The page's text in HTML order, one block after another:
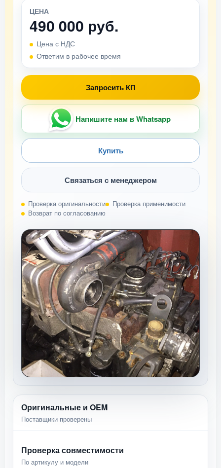
ЦЕНА
490 000 руб.
Цена с НДС
Ответим в рабочее время
Запросить КП
Напишите нам в Whatsapp
Купить
Связаться с менеджером
Проверка оригинальности
Проверка применимости
Возврат по согласованию
Оригинальные и OEM
Поставщики проверены
Проверка совместимости
По артикулу и модели